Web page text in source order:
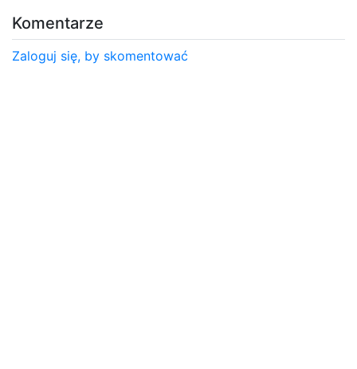
Komentarze
Zaloguj się, by skomentować